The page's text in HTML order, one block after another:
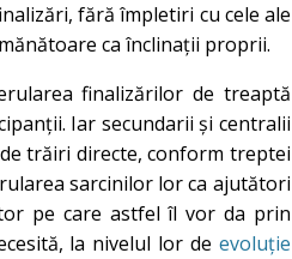
fără împletiri cu cele ale
ca înclinații proprii.
finalizărilor de treaptă
Iar secundarii și centralii
trăiri directe, conform treptei
sarcinilor lor ca ajutători
pe care astfel îl vor da prin
la nivelul lor de evoluție